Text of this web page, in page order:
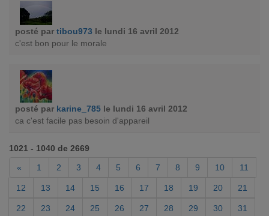
posté par tibou973 le lundi 16 avril 2012
c'est bon pour le morale
posté par karine_785 le lundi 16 avril 2012
ca c'est facile pas besoin d'appareil
1021 - 1040 de 2669
«
1 2 3 4 5 6 7 8 9 10 11
12 13 14 15 16 17 18 19 20 21
22 23 24 25 26 27 28 29 30 31